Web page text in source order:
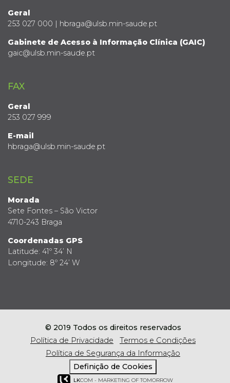
Geral
253 027 000 | hbraga@ulsb.min-saude.pt
Gabinete de Acesso à Informação Clínica (GAIC)
gaic@ulsb.min-saude.pt
FAX
Geral
253 027 999
E-mail
hbraga@ulsb.min-saude.pt
SEDE
Morada
Sete Fontes – São Victor
4710-243 Braga
Coordenadas GPS
Latitude: 41º 34’ N
Longitude: 8º 24’ W
© 2019 Todos os direitos reservados
Política de Privacidade
Termos e Condições
Política de Segurança da Informação
Definição de Cookies
LKCOM - MARKETING OF TOMORROW